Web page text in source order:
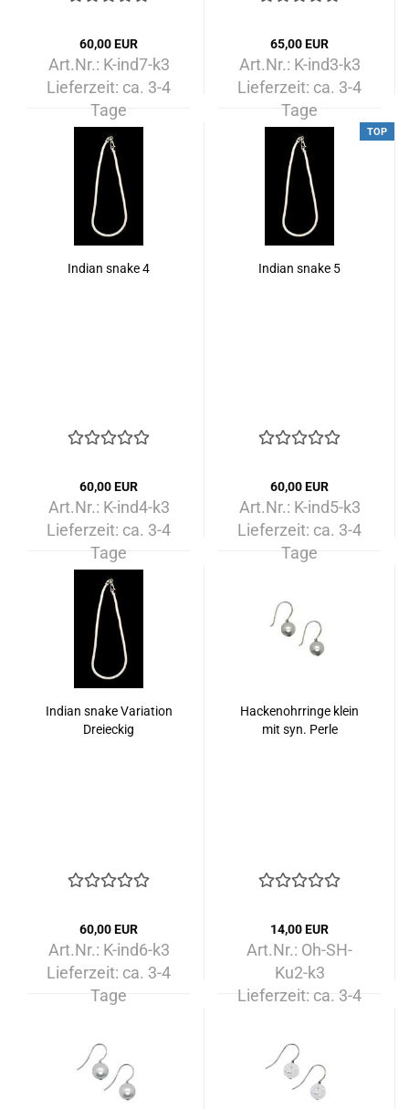
60,00 EUR
Art.Nr.: K-ind7-k3
Lieferzeit: ca. 3-4
Tage
65,00 EUR
Art.Nr.: K-ind3-k3
Lieferzeit: ca. 3-4
Tage
Indian snake 4
60,00 EUR
Art.Nr.: K-ind4-k3
Lieferzeit: ca. 3-4
Tage
TOP
Indian snake 5
60,00 EUR
Art.Nr.: K-ind5-k3
Lieferzeit: ca. 3-4
Tage
Indian snake Variation
Dreieckig
60,00 EUR
Art.Nr.: K-ind6-k3
Lieferzeit: ca. 3-4
Tage
Hackenohrringe klein
mit syn. Perle
14,00 EUR
Art.Nr.: Oh-SH-
Ku2-k3
Lieferzeit: ca. 3-4